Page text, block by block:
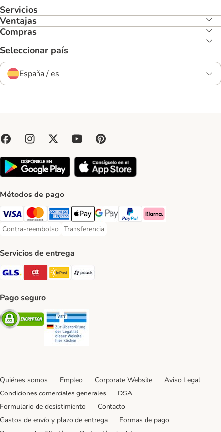
Servicios
Ventajas
Compras
Seleccionar país
España / es
Métodos de pago
Visa Payment Method
Mastercard Payment Method
American Express Payment Method
Apple Pay Payment Method
Google Pay Payment Method
PayPal Payment Method
Klarna Payment Method
Contra-reembolso
Contra-reembolso Payment Method
Transferencia
Transferencia Payment Method
Servicios de entrega
GLS Shipping Method
CTTExpress Shipping Method
InPost Shipping Method
paack Shipping Method
Pago seguro
Security
Quiénes somos Empleo Corporate Website
Aviso Legal
Condiciones comerciales generales
DSA
Formulario de desistimiento
Contacto
Gastos de envío y plazo de entrega
Formas de pago